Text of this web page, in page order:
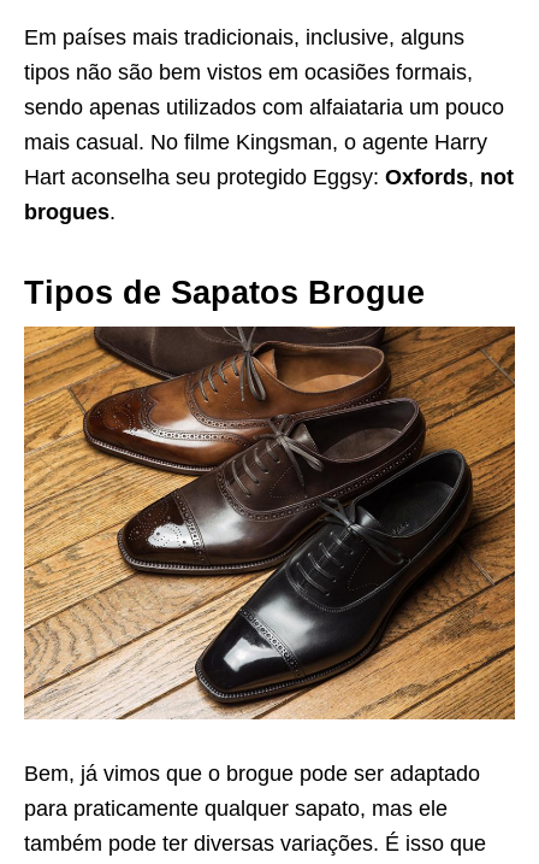
Em países mais tradicionais, inclusive, alguns
tipos não são bem vistos em ocasiões formais,
sendo apenas utilizados com alfaiataria um pouco
mais casual. No filme Kingsman, o agente Harry
Hart aconselha seu protegido Eggsy: Oxfords, not
brogues.
Tipos de Sapatos Brogue
Bem, já vimos que o brogue pode ser adaptado
para praticamente qualquer sapato, mas ele
também pode ter diversas variações. É isso que